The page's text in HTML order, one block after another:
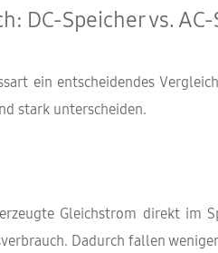
DC-Speicher vs.
ein entscheidendes
stark unterscheiden.
Gleichstrom direkt im
Dadurch fallen